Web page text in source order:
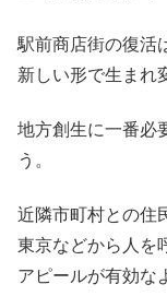
駅前商店街の復活
新しい形で生まれ
地方創生に一番必
う。
近隣市町村との住
東京などから人を
アピールが有効な